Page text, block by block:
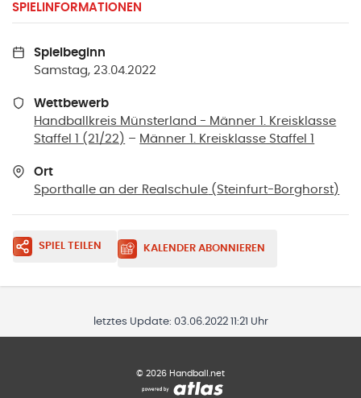
SPIELINFORMATIONEN
Spielbeginn
Samstag, 23.04.2022
Wettbewerb
Handballkreis Münsterland - Männer 1. Kreisklasse
Staffel 1 (21/22) – Männer 1. Kreisklasse Staffel 1
Ort
Sporthalle an der Realschule ( Steinfurt-Borghorst )
SPIEL TEILEN KALENDER ABONNIEREN
letztes Update: 03.06.2022 11:21 Uhr
© 2026 Handball.net